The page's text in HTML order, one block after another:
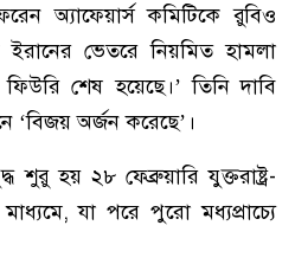
অ্যাফেয়ার্স কমিটিকে রুবিও
ভেতরে নিয়মিত হামলা
শেষ হয়েছে।’ তিনি দাবি
‘বিজয় অর্জন করেছে’।
হয় ২৮ ফেব্রুয়ারি যুক্তরাষ্ট্র-
যা পরে পুরো মধ্যপ্রাচ্যে